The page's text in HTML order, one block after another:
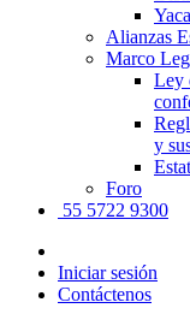
Alianzas
Marco
Ley
y
Foro
55 5722 9300
Iniciar sesión
Contáctenos